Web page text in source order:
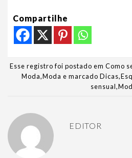
Compartilhe
Esse registro foi postado em Como
Moda,Moda e marcado Dicas,
sensual,
EDITOR